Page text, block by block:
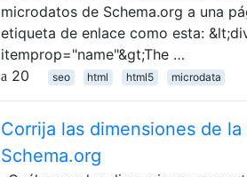
microdatos de Schema.org a una
etiqueta de enlace como esta:
itemprop="name"&gt;The …
20
seo html html5 microdata
Corrija las dimensiones de
Schema.org